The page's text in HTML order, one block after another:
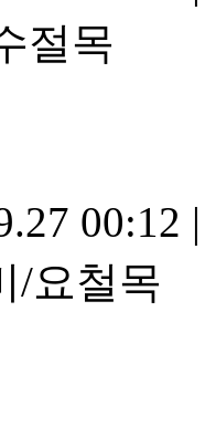
절목
00:12 |
/요철목